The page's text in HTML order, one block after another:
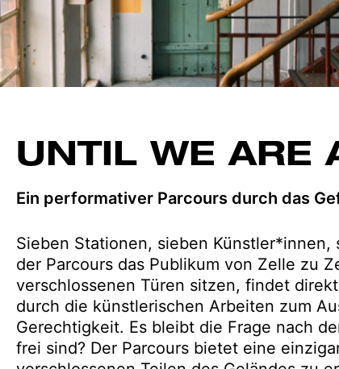
UNTIL WE ARE
Ein performativer Parcours durch das
Sieben Stationen, sieben
der Parcours das Publikum von Zelle zu
verschlossenen Türen sitzen, findet
durch die künstlerischen Arbeiten zum
Gerechtigkeit. Es bleibt die Frage nach
frei sind? Der Parcours bietet eine